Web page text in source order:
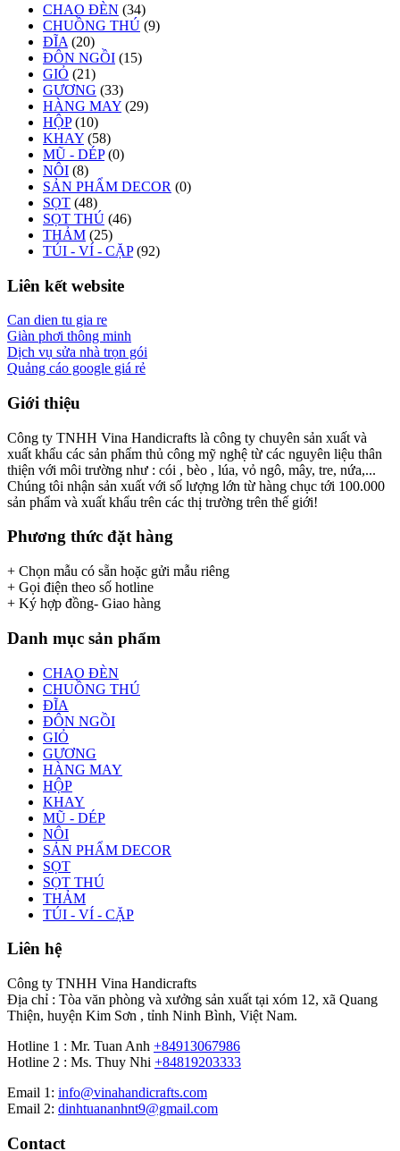
CHAO ĐÈN (34)
CHUỒNG THÚ (9)
ĐĨA (20)
ĐÔN NGỒI (15)
GIỎ (21)
GƯƠNG (33)
HÀNG MAY (29)
HỘP (10)
KHAY (58)
MŨ - DÉP (0)
NÔI (8)
SẢN PHẨM DECOR (0)
SỌT (48)
SỌT THÚ (46)
THẢM (25)
TÚI - VÍ - CẶP (92)
Liên kết website
Can dien tu gia re
Giàn phơi thông minh
Dịch vụ sửa nhà trọn gói
Quảng cáo google giá rẻ
Giới thiệu
Công ty TNHH Vina Handicrafts là công ty chuyên sản xuất và
xuất khẩu các sản phẩm thủ công mỹ nghệ từ các nguyên liệu thân
thiện với môi trường như : cói , bèo , lúa, vỏ ngô, mây, tre, nứa,...
Chúng tôi nhận sản xuất với số lượng lớn từ hàng chục tới 100.000
sản phẩm và xuất khẩu trên các thị trường trên thế giới!
Phương thức đặt hàng
+ Chọn mẫu có sẵn hoặc gửi mẫu riêng
+ Gọi điện theo số hotline
+ Ký hợp đồng- Giao hàng
Danh mục sản phẩm
CHAO ĐÈN
CHUỒNG THÚ
ĐĨA
ĐÔN NGỒI
GIỎ
GƯƠNG
HÀNG MAY
HỘP
KHAY
MŨ - DÉP
NÔI
SẢN PHẨM DECOR
SỌT
SỌT THÚ
THẢM
TÚI - VÍ - CẶP
Liên hệ
Công ty TNHH Vina Handicrafts
Địa chỉ : Tòa văn phòng và xưởng sản xuất tại xóm 12, xã Quang
Thiện, huyện Kim Sơn , tỉnh Ninh Bình, Việt Nam.
Hotline 1 : Mr. Tuan Anh +84913067986
Hotline 2 : Ms. Thuy Nhi +84819203333
Email 1: info@vinahandicrafts.com
Email 2: dinhtuananhnt9@gmail.com
Contact